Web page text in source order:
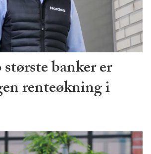
banker er
renteøkning i